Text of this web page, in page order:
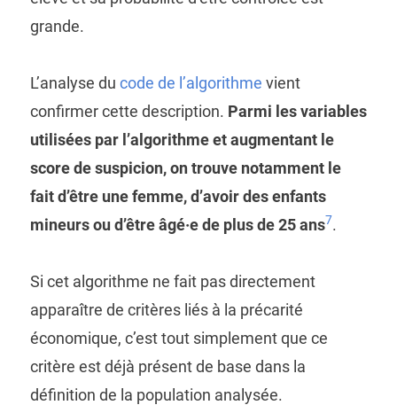
grande.
L’analyse du code de l’algorithme vient
confirmer cette description. Parmi les variables
utilisées par l’algorithme et augmentant le
score de suspicion, on trouve notamment le
fait d’être une femme, d’avoir des enfants
mineurs ou d’être âgé·e de plus de 25 ans7.
Si cet algorithme ne fait pas directement
apparaître de critères liés à la précarité
économique, c’est tout simplement que ce
critère est déjà présent de base dans la
définition de la population analysée.